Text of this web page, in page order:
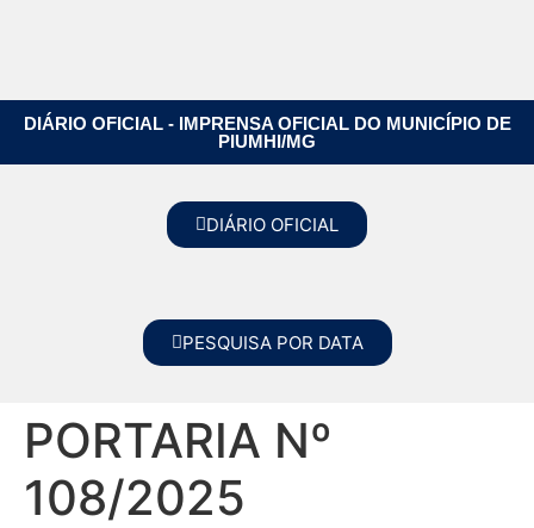
DIÁRIO OFICIAL - IMPRENSA OFICIAL DO MUNICÍPIO DE
PIUMHI/MG
DIÁRIO OFICIAL
PESQUISA POR DATA
PORTARIA Nº
108/2025